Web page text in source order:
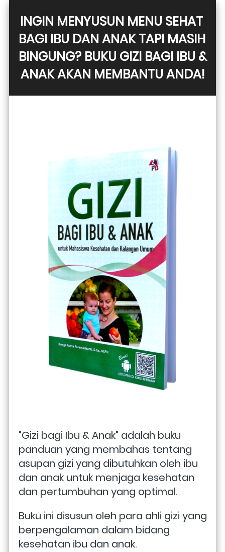
INGIN MENYUSUN MENU SEHAT
BAGI IBU DAN ANAK TAPI MASIH
BINGUNG? BUKU GIZI BAGI IBU &
ANAK AKAN MEMBANTU ANDA!
"Gizi bagi Ibu & Anak" adalah buku
panduan yang membahas tentang
asupan gizi yang dibutuhkan oleh ibu
dan anak untuk menjaga kesehatan
dan pertumbuhan yang optimal.
Buku ini disusun oleh para ahli gizi yang
berpengalaman dalam bidang
kesehatan ibu dan anak.